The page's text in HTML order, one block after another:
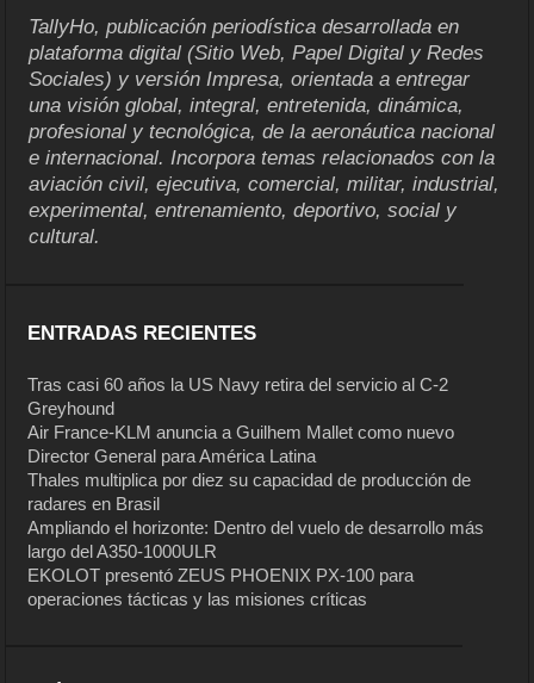
TallyHo, publicación periodística desarrollada en
plataforma digital (Sitio Web, Papel Digital y Redes
Sociales) y versión Impresa, orientada a entregar
una visión global, integral, entretenida, dinámica,
profesional y tecnológica, de la aeronáutica nacional
e internacional. Incorpora temas relacionados con la
aviación civil, ejecutiva, comercial, militar, industrial,
experimental, entrenamiento, deportivo, social y
cultural.
ENTRADAS RECIENTES
Tras casi 60 años la US Navy retira del servicio al C-2
Greyhound
Air France-KLM anuncia a Guilhem Mallet como nuevo
Director General para América Latina
Thales multiplica por diez su capacidad de producción de
radares en Brasil
Ampliando el horizonte: Dentro del vuelo de desarrollo más
largo del A350-1000ULR
EKOLOT presentó ZEUS PHOENIX PX-100 para
operaciones tácticas y las misiones críticas